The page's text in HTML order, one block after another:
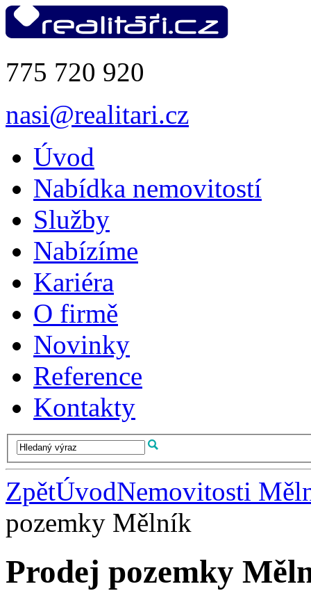
775 720 920
nasi@realitari.cz
Úvod
Nabídka nemovitostí
Služby
Nabízíme
Kariéra
O firmě
Novinky
Reference
Kontakty
ZpětÚvodNemovitosti
pozemky Mělník
Prodej pozemky